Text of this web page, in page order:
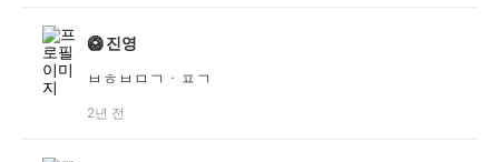
🥝 진영
ㅂㅎㅂㅁㄱㆍㅍㄱ
2년 전